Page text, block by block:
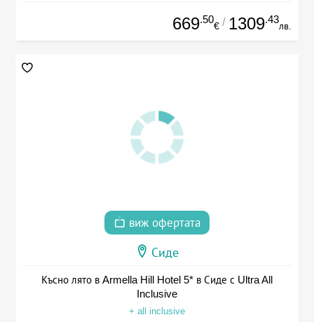
669.50
€ / 1309.43
лв.
виж офертата
Сиде
Късно лято в Armella Hill Hotel 5* в Сиде с Ultra All
Inclusive
+ all inclusive